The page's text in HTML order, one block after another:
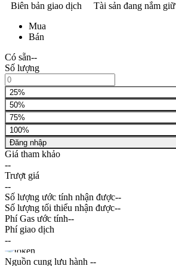
Biên bản giao dịch
Tài sản đang nắm giữ
Mua
Bán
Có sẵn--
Số lượng
25%
50%
75%
100%
Đăng nhập
Giá tham khảo
--
Trượt giá
--
Số lượng ước tính nhận được--
Số lượng tối thiểu nhận được--
Phí Gas ước tính--
Phí giao dịch
--
Nguồn cung lưu hành --